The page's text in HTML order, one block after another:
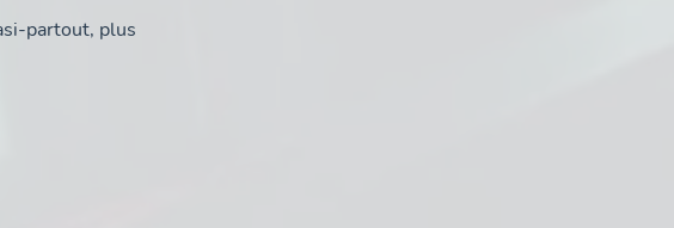
partout, plus